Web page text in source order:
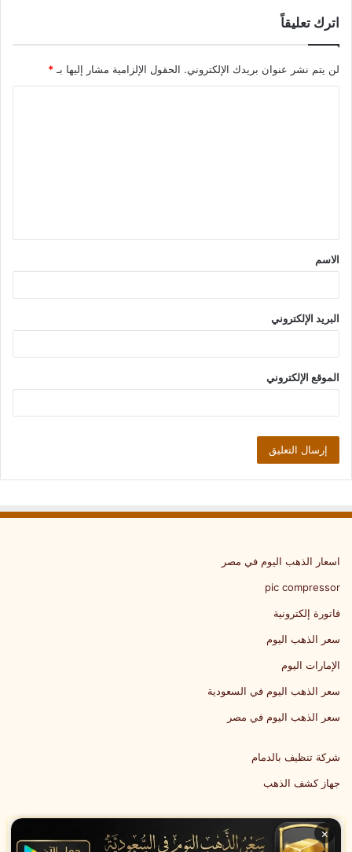
اترك تعليقاً
لن يتم نشر عنوان بريدك الإلكتروني. الحقول الإلزامية مشار إليها بـ *
ق
*
الاسم
البريد الإلكتروني
الموقع الإلكتروني
×
اسعار الذهب اليوم في مصر
pic compressor
فاتورة إلكترونية
سعر الذهب اليوم
الإمارات اليوم
سعر الذهب اليوم في السعودية
سعر الذهب اليوم في مصر
شركة تنظيف بالدمام
جهاز كشف الذهب